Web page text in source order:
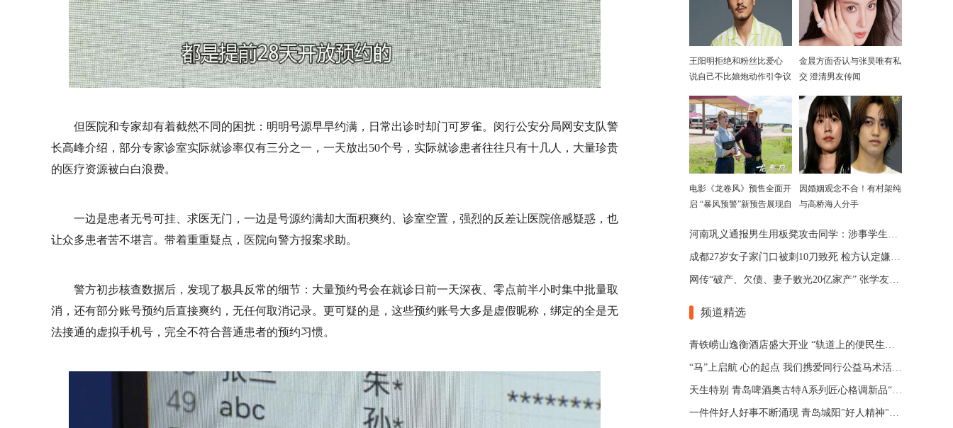
但医院和专家却有着截然不同的困扰：明明号源早早约满，日常出诊时却门可罗雀。闵行公安分局网安支队警
长高峰介绍，部分专家诊室实际就诊率仅有三分之一，一天放出50个号，实际就诊患者往往只有十几人，大量珍贵
的医疗资源被白白浪费。
一边是患者无号可挂、求医无门，一边是号源约满却大面积爽约、诊室空置，强烈的反差让医院倍感疑惑，也
让众多患者苦不堪言。带着重重疑点，医院向警方报案求助。
警方初步核查数据后，发现了极具反常的细节：大量预约号会在就诊日前一天深夜、零点前半小时集中批量取
消，还有部分账号预约后直接爽约，无任何取消记录。更可疑的是，这些预约账号大多是虚假昵称，绑定的全是无
法接通的虚拟手机号，完全不符合普通患者的预约习惯。
王阳明拒绝和粉丝比爱心
说自己不比娘炮动作引争议
金晨方面否认与张昊唯有私
交 澄清男友传闻
电影《龙卷风》预售全面开
启 “暴风预警”新预告展现自
因婚姻观念不合！有村架纯
与高桥海人分手
河南巩义通报男生用板凳攻击同学：涉事学生已被劝退
成都27岁女子家门口被刺10刀致死 检方认定嫌犯患精神分裂
网传“破产、欠债、妻子败光20亿家产” 张学友回应了
频道精选
青铁崂山逸衡酒店盛大开业 “轨道上的便民生活圈”渐行渐近
“马”上启航 心的起点 我们携爱同行公益马术活动 在青岛博洋马术俱乐部举办
天生特别 青岛啤酒奥古特A系列匠心格调新品“特别”登场
一件件好人好事不断涌现 青岛城阳"好人精神"擦亮城市文明底色